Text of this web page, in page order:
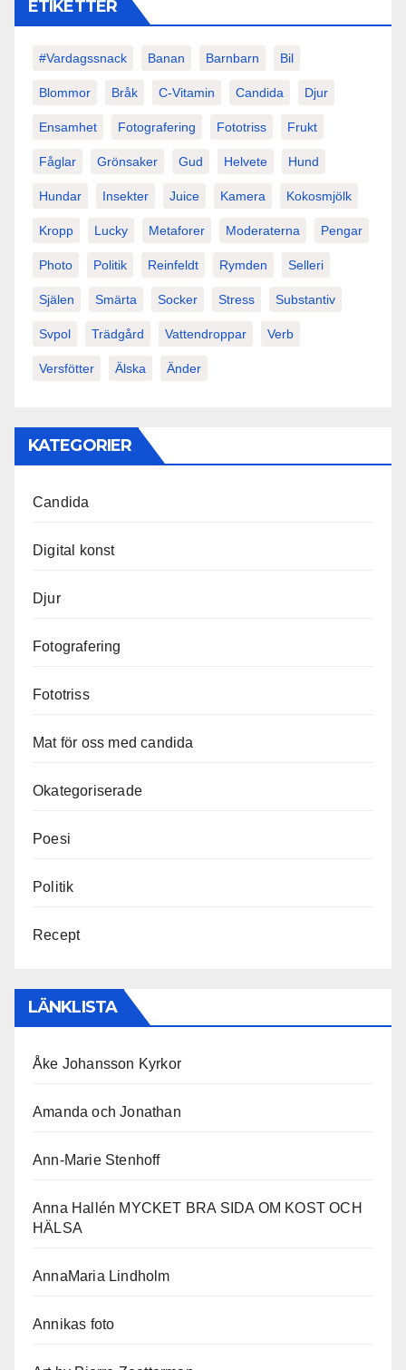
ETIKETTER
#vardagssnack Banan Barnbarn Bil
Blommor Bråk C-Vitamin Candida Djur
Ensamhet Fotografering Fototriss Frukt
Fåglar Grönsaker Gud Helvete Hund
Hundar Insekter Juice Kamera Kokosmjölk
Kropp Lucky Metaforer Moderaterna Pengar
Photo Politik Reinfeldt Rymden Selleri
Själen Smärta Socker Stress Substantiv
Svpol Trädgård Vattendroppar Verb
Versfötter Älska Änder
KATEGORIER
Candida
Digital konst
Djur
Fotografering
Fototriss
Mat för oss med candida
Okategoriserade
Poesi
Politik
Recept
LÄNKLISTA
Åke Johansson Kyrkor
Amanda och Jonathan
Ann-Marie Stenhoff
Anna Hallén MYCKET BRA SIDA OM KOST OCH
HÄLSA
AnnaMaria Lindholm
Annikas foto